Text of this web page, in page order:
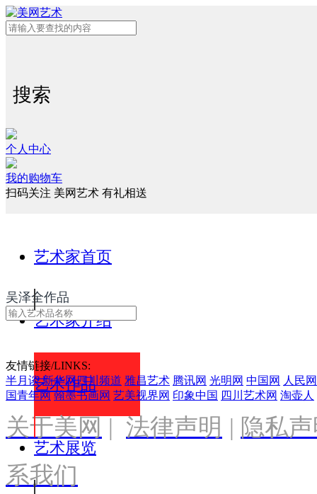
搜索
个人中心
我的购物车
扫码关注 美网艺术 有礼相送
艺术家首页
艺术家介绍
艺术作品
艺术展览
吴泽全作品
友情链接/LINKS:
半月谈 新华网四川频道 雅昌艺术 腾讯网 光明网 中国网 人民网
国青年网 翰墨书画网 艺美视界网 印象中国 四川艺术网 淘壶人
关于美网 | 法律声明 | 隐私
系我们